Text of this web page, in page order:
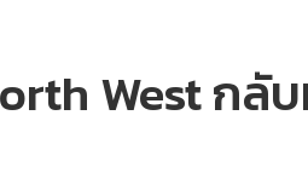
West กลั